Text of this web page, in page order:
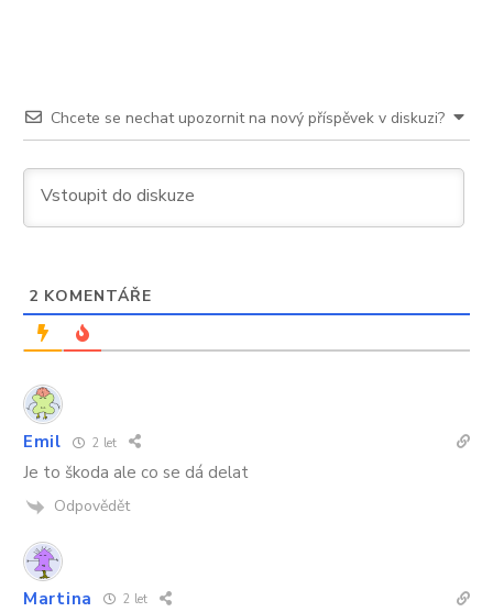
Chcete se nechat upozornit na nový příspěvek v diskuzi?
2 KOMENTÁŘE
Emil 2 let
Je to škoda ale co se dá delat
Odpovědět
Martina 2 let